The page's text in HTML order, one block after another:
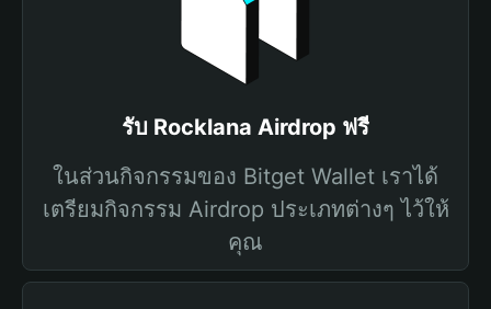
รับ Rocklana Airdrop ฟรี
ในส่วนกิจกรรมของ Bitget Wallet เราได้
เตรียมกิจกรรม Airdrop ประเภทต่างๆ ไว้ให้
คุณ